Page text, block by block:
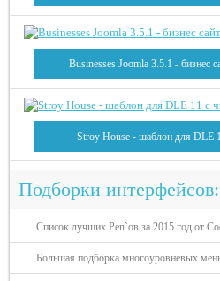
Businesses Joomla 3.5.1 - бизнес
Stroy House - шаблон для DLE
Подборки интерфейсов:
Список лучших Pen`ов за 2015 год от
Большая подборка многоуровневых